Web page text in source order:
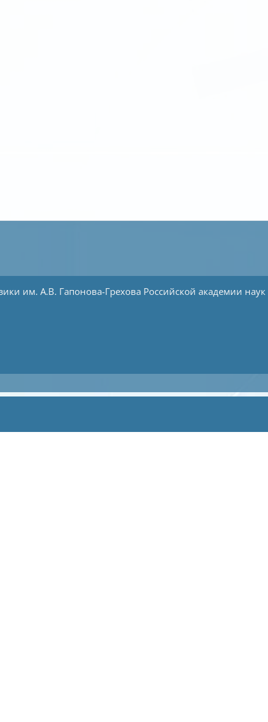
им. А.В. Гапонова-Грехова Российской академии наук